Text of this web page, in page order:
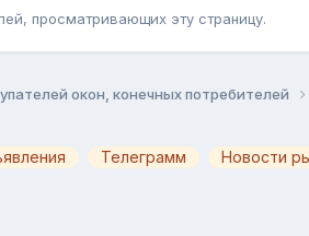
просматривающих эту страницу.
окон, конечных потребителей
Телеграмм Новости